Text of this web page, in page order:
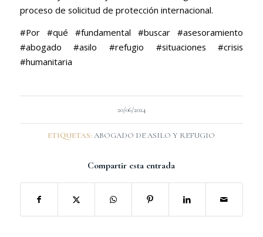
proceso de solicitud de protección internacional.
#Por #qué #fundamental #buscar #asesoramiento
#abogado #asilo #refugio #situaciones #crisis
#humanitaria
20/06/2024
ETIQUETAS: ABOGADO DE ASILO Y REFUGIO
Compartir esta entrada